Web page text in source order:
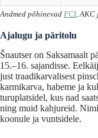
Andmed põhinevad FCI, AKC
Ajalugu ja päritolu
Šnautser on Saksamaalt
15.–16. sajandisse.
just traadikarvalisest
karmikarva, habeme ja
turuplatsidel, kus nad
ning muid kahjureid.
koonule ja vuntsidele.